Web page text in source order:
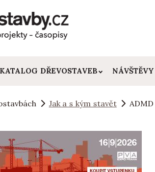
KATALOG DŘEVOSTAVEB
Jak a s kým stavět